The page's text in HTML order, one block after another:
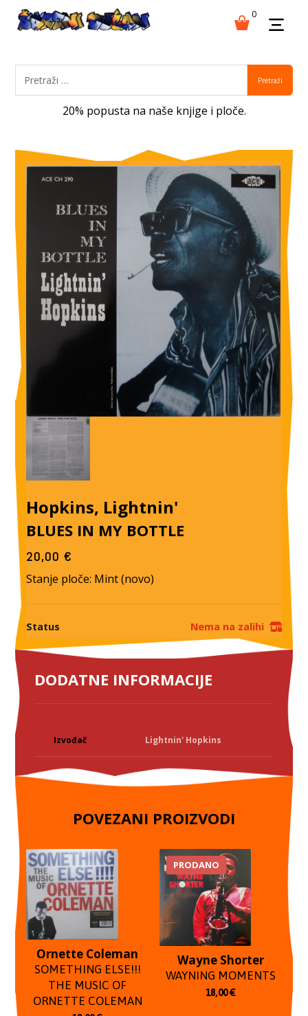
0
Pretraži
20% popusta na naše knjige i ploče.
Hopkins, Lightnin'
BLUES IN MY BOTTLE
20,00€
Stanje ploče: Mint (novo)
Status Nema na zalihi
DODATNE INFORMACIJE
Izvođač Lightnin' Hopkins
POVEZANI PROIZVODI
Ornette Coleman
SOMETHING ELSE!!!
THE MUSIC OF
ORNETTE COLEMAN
PRODANO
Wayne Shorter
WAYNING MOMENTS
18,00€